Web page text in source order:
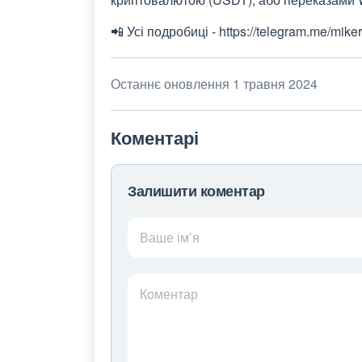
📲 Усі подробиці - https://telegram.me/
Останнє оновлення 1 травня 2024
Коментарі
Залишити коментар
Ваше ім’я
Коментар